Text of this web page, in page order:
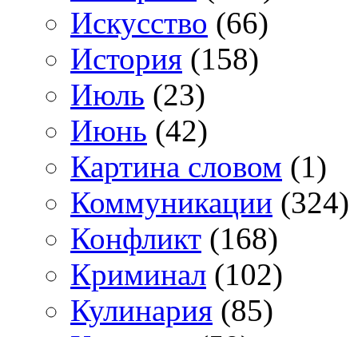
Искусство (66)
История (158)
Июль (23)
Июнь (42)
Картина словом (1)
Коммуникации (324)
Конфликт (168)
Криминал (102)
Кулинария (85)